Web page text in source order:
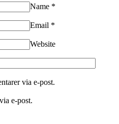
Name *
Email *
Website
via e-post.
e-post.